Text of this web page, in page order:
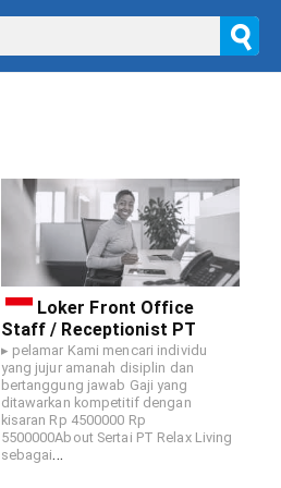
☌
Loker Front Office
Staff / Receptionist PT
▸ pelamar Kami mencari individu
yang jujur amanah disiplin dan
bertanggung jawab Gaji yang
ditawarkan kompetitif dengan
kisaran Rp 4500000 Rp
5500000About Sertai PT Relax Living
sebagai…